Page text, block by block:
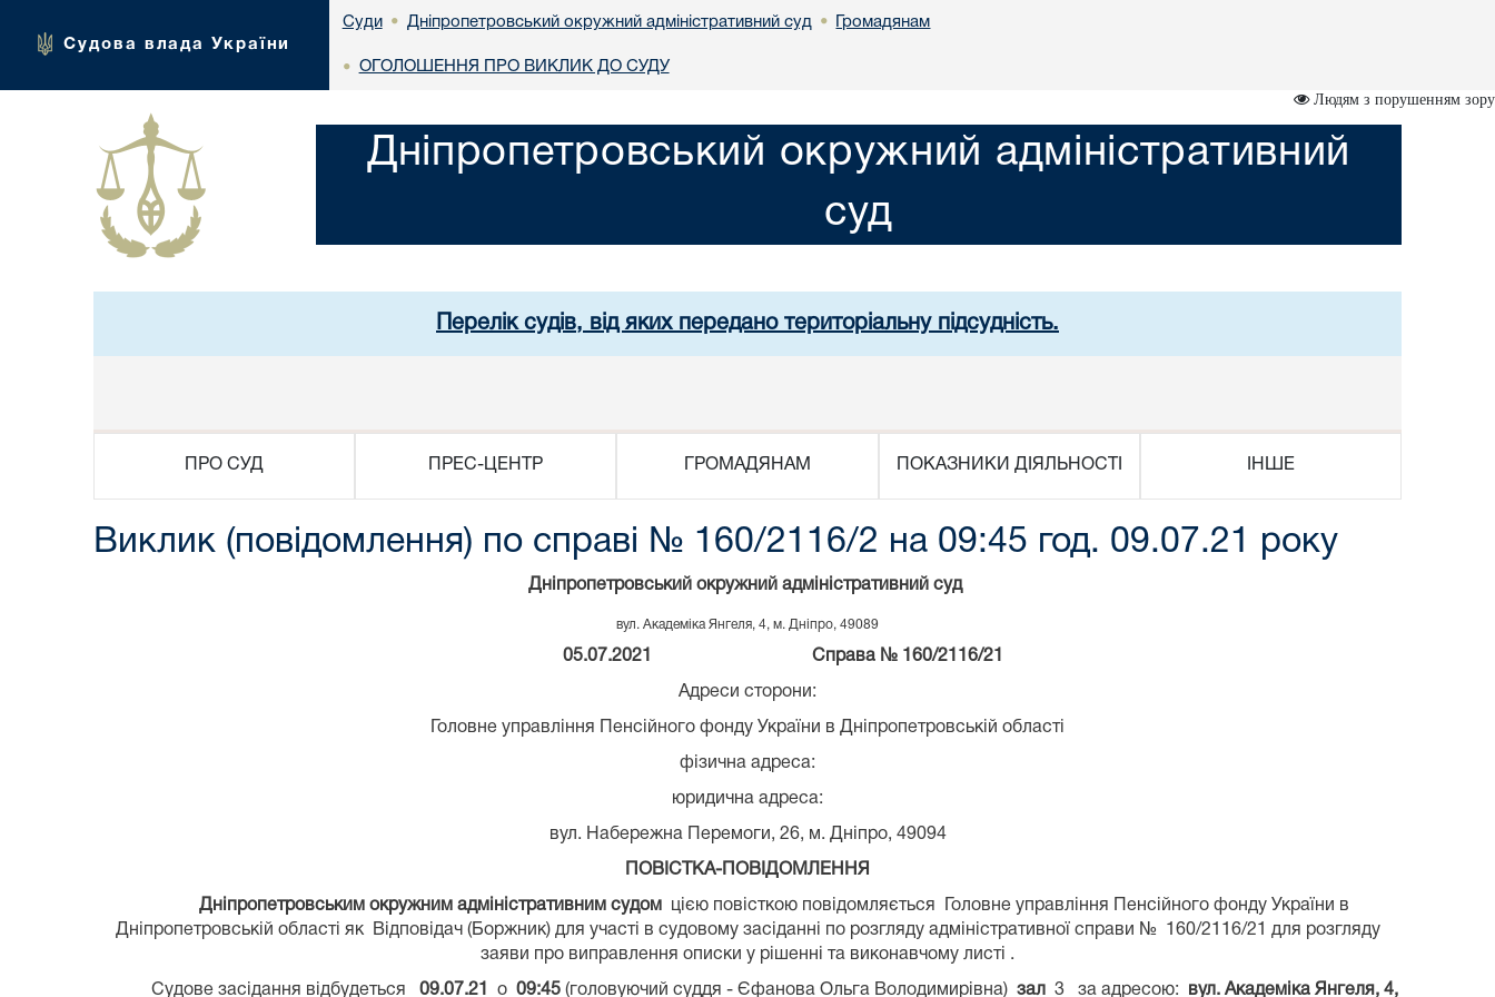
Судова влада України
Суди • Дніпропетровський окружний адміністративний суд • Громадянам
• ОГОЛОШЕННЯ ПРО ВИКЛИК ДО СУДУ
Людям з порушенням зору
Дніпропетровський окружний адміністративний
суд
Перелік судів, від яких передано територіальну підсудність.
ПРО СУД ПРЕС-ЦЕНТР ГРОМАДЯНАМ ПОКАЗНИКИ ДІЯЛЬНОСТІ ІНШЕ
Виклик (повідомлення) по справі № 160/2116/2 на 09:45 год. 09.07.21 року
Дніпропетровський окружний адміністративний суд
вул. Академіка Янгеля, 4, м. Дніпро, 49089
05.07.2021 Справа № 160/2116/21
Адреси сторони:
Головне управління Пенсійного фонду України в Дніпропетровській області
фізична адреса:
юридична адреса:
вул. Набережна Перемоги, 26, м. Дніпро, 49094
ПОВІСТКА-ПОВІДОМЛЕННЯ
Дніпропетровським окружним адміністративним судом цією повісткою повідомляється Головне управління Пенсійного фонду України в
Дніпропетровській області як Відповідач (Боржник) для участі в судовому засіданні по розгляду адміністративної справи № 160/2116/21 для розгляду
заяви про виправлення описки у рішенні та виконавчому листі .
Судове засідання відбудеться 09.07.21 о 09:45 (головуючий суддя - Єфанова Ольга Володимирівна) зал3 за адресою: вул. Академіка Янгеля, 4,